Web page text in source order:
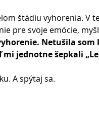
štádiu vyhorenia. V
pre svoje emócie,
Netušila
jednotne šepkali
A spýtaj sa.